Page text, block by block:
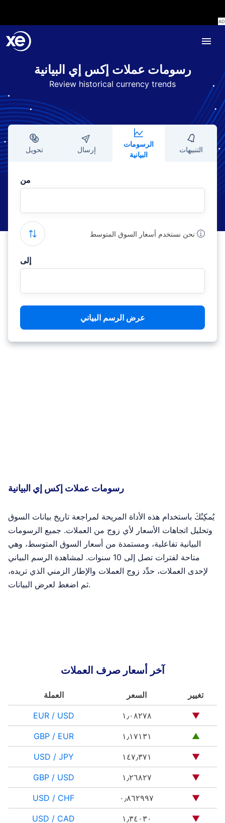
رسومات عملات إكس إي البيانية
Review historical currency trends
تحويل إرسال
الرسومات
البيانية
التنبيهات
من
نحن نستخدم أسعار السوق المتوسط
إلى
عرض الرسم البياني
رسومات عملات إكس إي البيانية
يُمكِنُكَ باستخدام هذه الأداة المريحة لمراجعة تاريخ بيانات السوق
وتحليل اتجاهات الأسعار لأي زوج من العملات. جميع الرسومات
البيانية تفاعلية، ومستمدة من أسعار السوق المتوسط، وهي
متاحة لفترات تصل إلى 10 سنوات. لمشاهدة الرسم البياني
لإحدى العملات، حدِّد زوج العملات والإطار الزمني الذي تريده،
ثم اضغط لعرض البيانات.
آخر أسعار صرف العملات
العملة السعر تغيير
EUR / USD ١٫٠٨٢٧٨ ▼
GBP / EUR ١٫١٧١٣١ ▲
USD / JPY ١٤٧٫٣٧١ ▼
GBP / USD ١٫٢٦٨٢٧ ▼
USD / CHF ٠٫٨٦٢٩٩٧ ▼
USD / CAD ١٫٣٤٠٣٠ ▼